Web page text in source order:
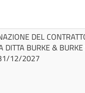
DEL
BURKE & BURKE
12/2027